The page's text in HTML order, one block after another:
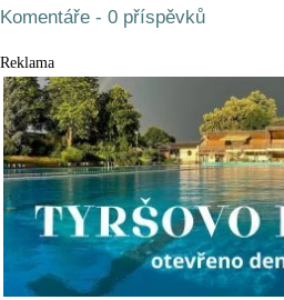
Komentáře - 0 příspěvků
Reklama